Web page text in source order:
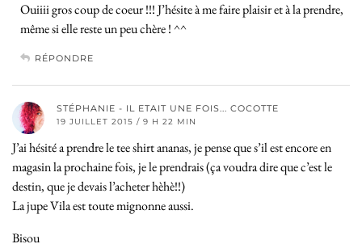
Ouiiii gros coup de coeur !!! J’hésite à me faire plaisir et à la prendre,
même si elle reste un peu chère ! ^^
RÉPONDRE
STÉPHANIE - IL ETAIT UNE FOIS... COCOTTE
19 JUILLET 2015 / 9 H 22 MIN
J’ai hésité a prendre le tee shirt ananas, je pense que s’il est encore en
magasin la prochaine fois, je le prendrais (ça voudra dire que c’est le
destin, que je devais l’acheter hèhè!!)
La jupe Vila est toute mignonne aussi.
Bisou